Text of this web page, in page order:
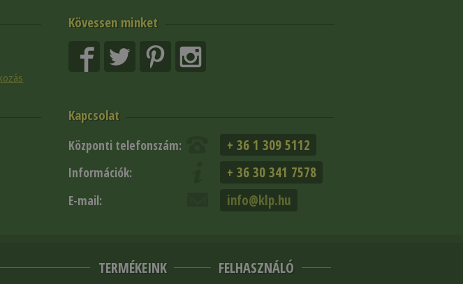
Kövessen minket
Kapcsolat
Központi telefonszám: + 36 1 309 5112
Információk: + 36 30 341 7578
E-mail: info@klp.hu
TERMÉKEINK FELHASZNÁLÓ